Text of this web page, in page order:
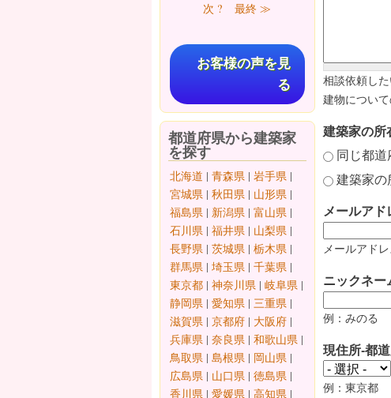
相談依頼し
建物につい
建築家の所
同じ都
建築家の
メールアド
メールアド
ニックネー
例：みのる
現住所-都
例：東京都
次 ?
最終 ≫
お客様の声を見
る
都道府県から建築家
を探す
北海道 | 青森県 | 岩手県 |
宮城県 | 秋田県 | 山形県 |
福島県 | 新潟県 | 富山県 |
石川県 | 福井県 | 山梨県 |
長野県 | 茨城県 | 栃木県 |
群馬県 | 埼玉県 | 千葉県 |
東京都 | 神奈川県 | 岐阜県 |
静岡県 | 愛知県 | 三重県 |
滋賀県 | 京都府 | 大阪府 |
兵庫県 | 奈良県 | 和歌山県 |
鳥取県 | 島根県 | 岡山県 |
広島県 | 山口県 | 徳島県 |
香川県 | 愛媛県 | 高知県 |